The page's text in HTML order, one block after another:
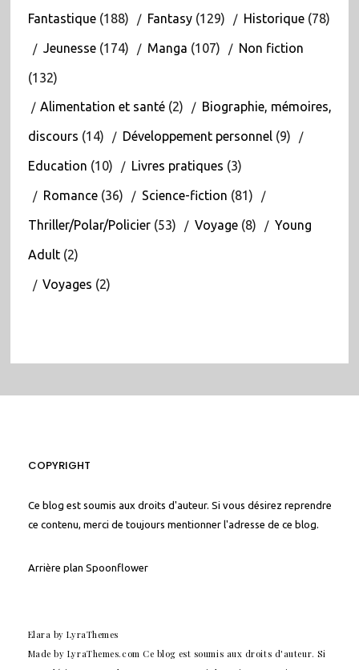
Fantastique(188) Fantasy(129) Historique(78)
Jeunesse(174) Manga (107) Non fiction
(132)
Alimentation et santé(2) Biographie, mémoires,
discours (14) Développement personnel(9)
Education (10) Livres pratiques (3)
Romance(36) Science-fiction (81)
Thriller/Polar/Policier(53) Voyage(8) Young
Adult(2)
Voyages (2)
COPYRIGHT
Ce blog est soumis aux droits d'auteur. Si vous désirez reprendre
ce contenu, merci de toujours mentionner l'adresse de ce blog.
Arrière plan Spoonflower
Elara by LyraThemes
Made by LyraThemes.com Ce blog est soumis aux droits d'auteur. Si